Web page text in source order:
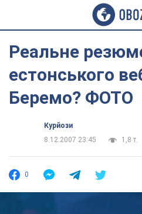
Реальне
естонського
Беремо? ФОТО
Курйози
8.12.2007 23:45
1,8 т.
0